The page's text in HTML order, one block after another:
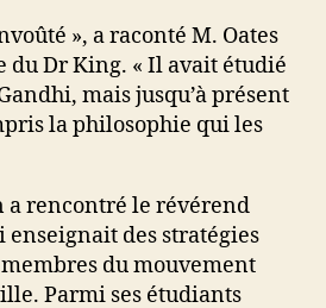
», a raconté M. Oates
du Dr King. « Il avait étudié
mais jusqu’à présent
la philosophie qui les
a rencontré le révérend
enseignait des stratégies
du mouvement
Parmi ses étudiants